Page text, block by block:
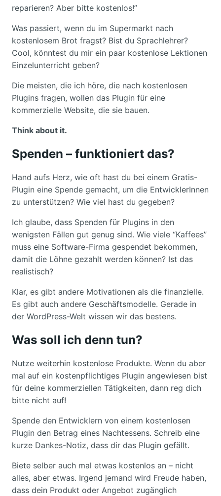
reparieren? Aber bitte kostenlos!”
Was passiert, wenn du im Supermarkt nach
kostenlosem Brot fragst? Bist du Sprachlehrer?
Cool, könntest du mir ein paar kostenlose Lektionen
Einzelunterricht geben?
Die meisten, die ich höre, die nach kostenlosen
Plugins fragen, wollen das Plugin für eine
kommerzielle Website, die sie bauen.
Think about it.
Spenden – funktioniert das?
Hand aufs Herz, wie oft hast du bei einem Gratis-
Plugin eine Spende gemacht, um die EntwicklerInnen
zu unterstützen? Wie viel hast du gegeben?
Ich glaube, dass Spenden für Plugins in den
wenigsten Fällen gut genug sind. Wie viele “Kaffees”
muss eine Software-Firma gespendet bekommen,
damit die Löhne gezahlt werden können? Ist das
realistisch?
Klar, es gibt andere Motivationen als die finanzielle.
Es gibt auch andere Geschäftsmodelle. Gerade in
der WordPress-Welt wissen wir das bestens.
Was soll ich denn tun?
Nutze weiterhin kostenlose Produkte. Wenn du aber
mal auf ein kostenpflichtiges Plugin angewiesen bist
für deine kommerziellen Tätigkeiten, dann reg dich
bitte nicht auf!
Spende den Entwicklern von einem kostenlosen
Plugin den Betrag eines Nachtessens. Schreib eine
kurze Dankes-Notiz, dass dir das Plugin gefällt.
Biete selber auch mal etwas kostenlos an – nicht
alles, aber etwas. Irgend jemand wird Freude haben,
dass dein Produkt oder Angebot zugänglich